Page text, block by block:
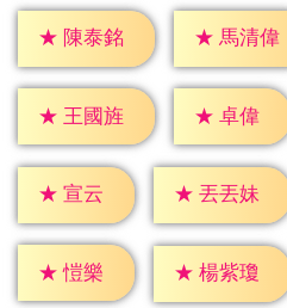
★ 陳泰銘 ★ 馬清偉
★ 王國旌 ★ 卓偉
★ 宣云 ★ 丟丟妹
★ 愷樂 ★ 楊紫瓊